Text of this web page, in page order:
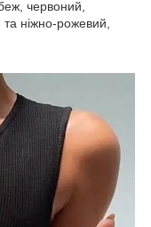
червоний,
ніжно-рожевий,